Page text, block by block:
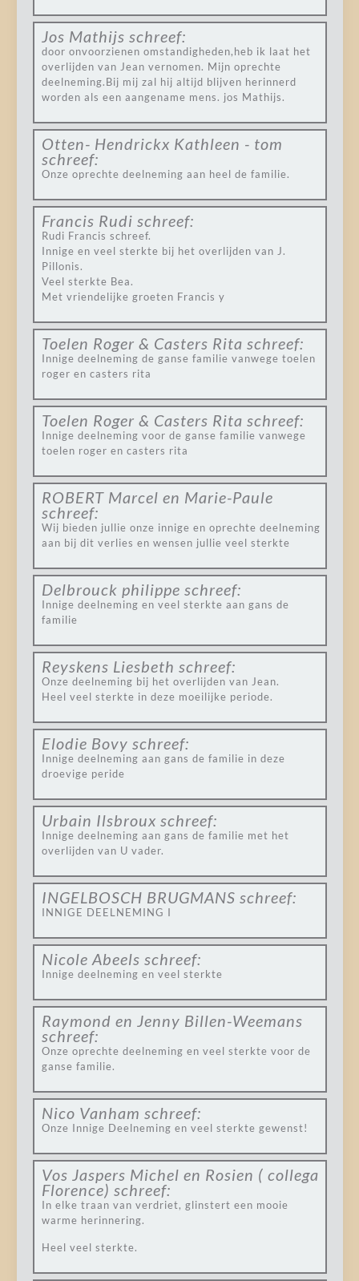
Jos Mathijs schreef:
door onvoorzienen omstandigheden,heb ik laat het
overlijden van Jean vernomen. Mijn oprechte
deelneming.Bij mij zal hij altijd blijven herinnerd
worden als een aangename mens. jos Mathijs.
Otten- Hendrickx Kathleen - tom
schreef:
Onze oprechte deelneming aan heel de familie.
Francis Rudi schreef:
Rudi Francis schreef.
Innige en veel sterkte bij het overlijden van J.
Pillonis.
Veel sterkte Bea.
Met vriendelijke groeten Francis y
Toelen Roger & Casters Rita schreef:
Innige deelneming de ganse familie vanwege toelen
roger en casters rita
Toelen Roger & Casters Rita schreef:
Innige deelneming voor de ganse familie vanwege
toelen roger en casters rita
ROBERT Marcel en Marie-Paule
schreef:
Wij bieden jullie onze innige en oprechte deelneming
aan bij dit verlies en wensen jullie veel sterkte
Delbrouck philippe schreef:
Innige deelneming en veel sterkte aan gans de
familie
Reyskens Liesbeth schreef:
Onze deelneming bij het overlijden van Jean.
Heel veel sterkte in deze moeilijke periode.
Elodie Bovy schreef:
Innige deelneming aan gans de familie in deze
droevige peride
Urbain Ilsbroux schreef:
Innige deelneming aan gans de familie met het
overlijden van U vader.
INGELBOSCH BRUGMANS schreef:
INNIGE DEELNEMING I
Nicole Abeels schreef:
Innige deelneming en veel sterkte
Raymond en Jenny Billen-Weemans
schreef:
Onze oprechte deelneming en veel sterkte voor de
ganse familie.
Nico Vanham schreef:
Onze Innige Deelneming en veel sterkte gewenst!
Vos Jaspers Michel en Rosien ( collega
Florence) schreef:
In elke traan van verdriet, glinstert een mooie
warme herinnering.
Heel veel sterkte.